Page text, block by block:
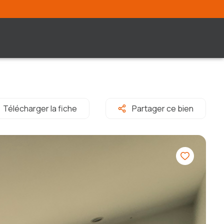
Télécharger la fiche Partager ce bien